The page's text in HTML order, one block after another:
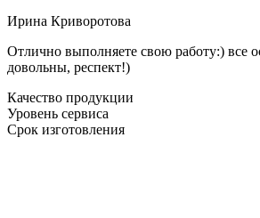
Ирина Криворотова
Отлично выполняете свою работу:) все
довольны, респект!)
Качество продукции
Уровень сервиса
Срок изготовления